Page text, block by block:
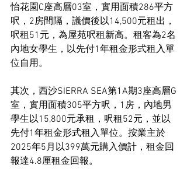
怡花園C座高層03室，實用面積286平方
呎，2房間隔，議價後以14,500元租出，
呎租51元，為屋苑呎租新高。租客為2名
內地女學生，以先付1年租金形式租入單
位自用。
其次，西沙SIERRA SEA第1A期3座高層G
室，實用面積305平方呎，1房，內地男
學生以15,800元承租，呎租52元，並以
先付1年租金形式租入單位。按業主於
2025年5月以399萬元購入價計，租金回
報達4.8厘租金回報。